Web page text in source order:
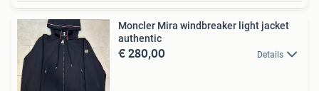
Moncler Mira windbreaker light jacket
authentic
€ 280,00 Details